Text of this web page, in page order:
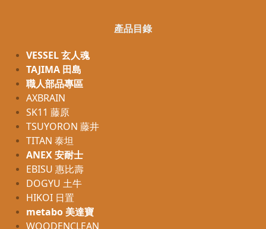
產品目錄
VESSEL 玄人魂
TAJIMA 田島
職人部品專區
AXBRAIN
SK11 藤原
TSUYORON 藤井
TITAN 泰坦
ANEX 安耐士
EBISU 惠比壽
DOGYU 土牛
HIKOI 日置
metabo 美達寶
WOODENCLEAN